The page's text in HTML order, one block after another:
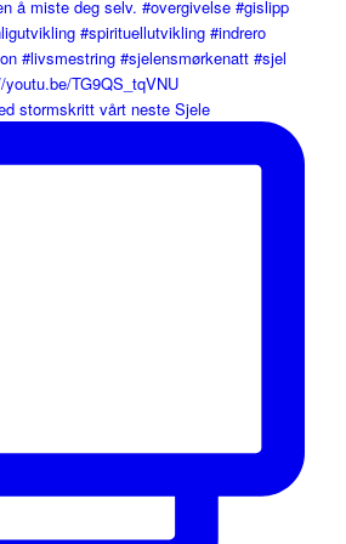
stormskritt vårt neste Sjele